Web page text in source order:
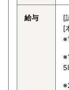
給与
[
[
5